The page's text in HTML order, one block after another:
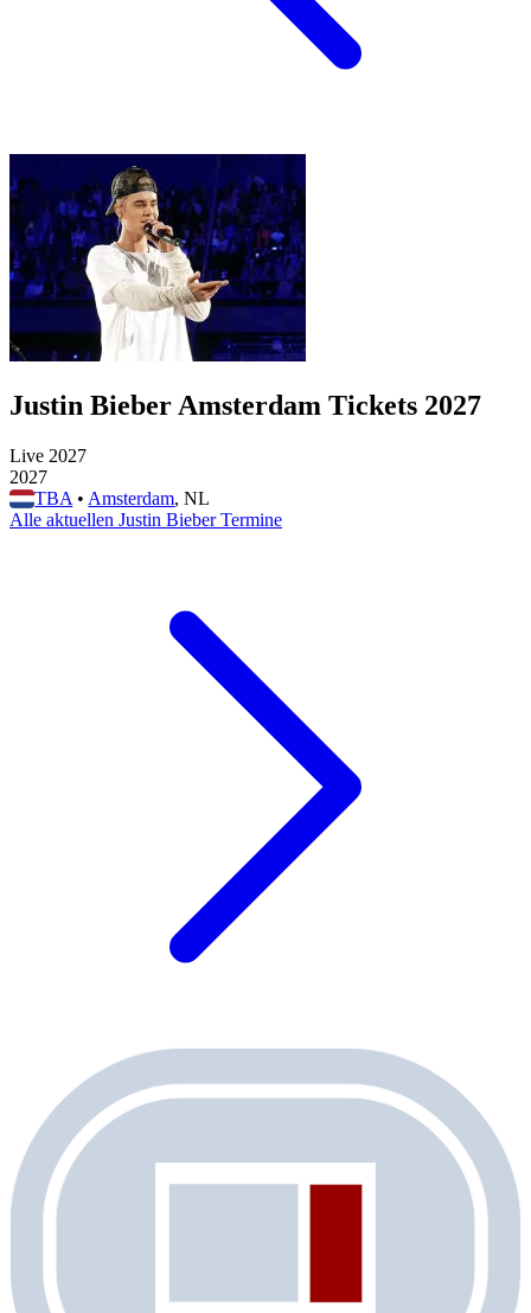
Justin Bieber Amsterdam Tickets 2027
Live 2027
2027
TBA • Amsterdam, NL
Alle aktuellen Justin Bieber Termine